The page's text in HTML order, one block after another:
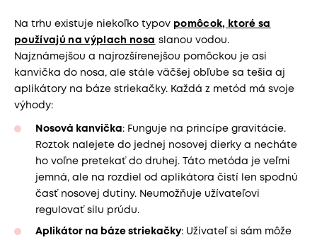
Na trhu existuje niekoľko typov pomôcok, ktoré sa
používajú na výplach nosa slanou vodou.
Najznámejšou a najrozšírenejšou pomôckou je asi
kanvička do nosa, ale stále väčšej obľube sa tešia aj
aplikátory na báze striekačky. Každá z metód má svoje
výhody:
Nosová kanvička: Funguje na princípe gravitácie.
Roztok nalejete do jednej nosovej dierky a necháte
ho voľne pretekať do druhej. Táto metóda je veľmi
jemná, ale na rozdiel od aplikátora čistí len spodnú
časť nosovej dutiny. Neumožňuje užívateľovi
regulovať silu prúdu.
Aplikátor na báze striekačky: Užívateľ si sám môže